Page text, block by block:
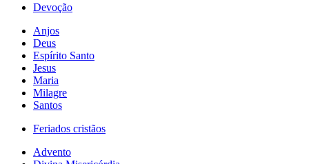
Devoção
Anjos
Deus
Espírito Santo
Jesus
Maria
Milagre
Santos
Feriados cristãos
Advento